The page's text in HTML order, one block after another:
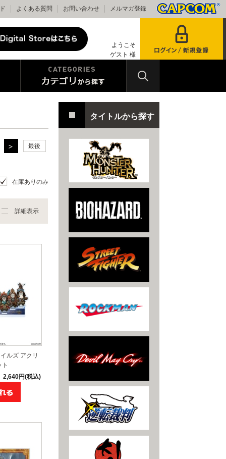
よくある質問 お問い合わせ メルマガ登録
ようこそ
ゲスト 様
最後
在庫ありのみ
詳細表示
ルズ アクリ
2,640円(税込)
タイトルから探す